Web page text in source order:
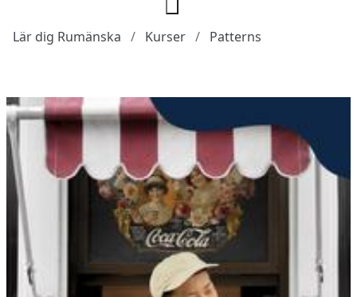
Lär dig Rumänska Kurser Patterns